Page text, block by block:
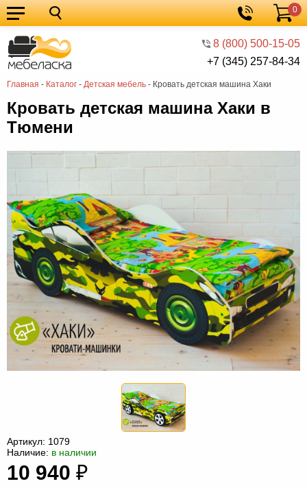
8 (800) 500-15-05
+7 (345) 257-84-34
Корзина
0
Главная - Каталог - Детская мебель - Кровать детская машина Хаки
Кухонные
гарнитуры
Мебель
для
кухни
Мебель
для
спальни
Кровати
Шкафы
Диваны
Мягкая
мебель
Детская
мебель
Мебель
гостиную
Мебель
для
прихожей
Столы
Комоды
Офисная
мебель
Столы
Мебель
мешки
Мебель
из
Садовая
Кровать детская машина Хаки в
Тюмени
Артикул: 1079
Наличие: в наличии
10 940 ₽